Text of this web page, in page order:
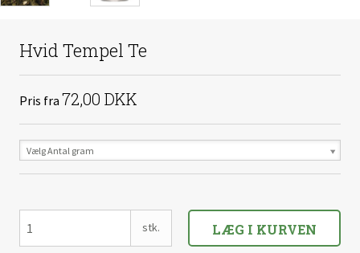
Hvid Tempel Te
Pris fra 72,00 DKK
Vælg Antal gram
stk. LÆG I KURVEN